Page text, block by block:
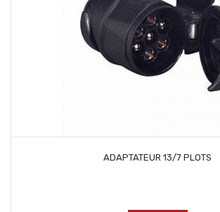
AJOUTER AU PANIER
ADAPTATEUR 13/7 PLOTS